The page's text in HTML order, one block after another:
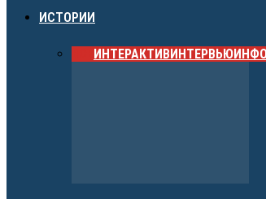
ИСТОРИИ
ИНТЕРАКТИВИНТЕРВЬЮ